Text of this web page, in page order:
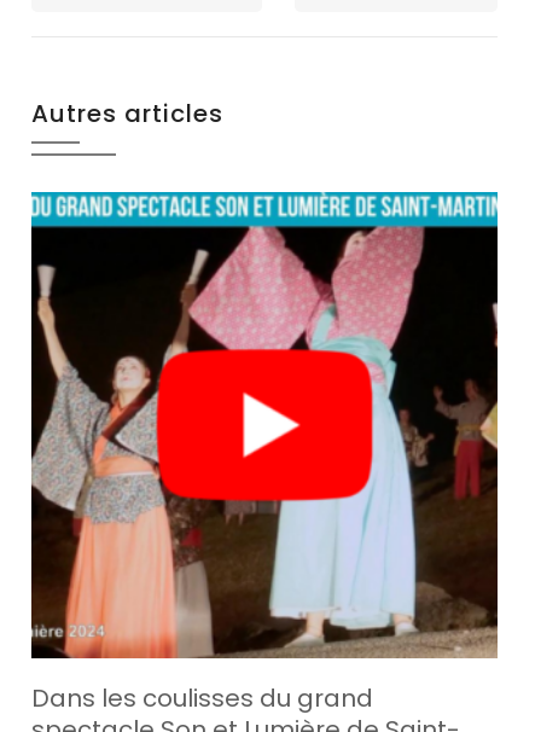
Autres articles
Dans les coulisses du grand